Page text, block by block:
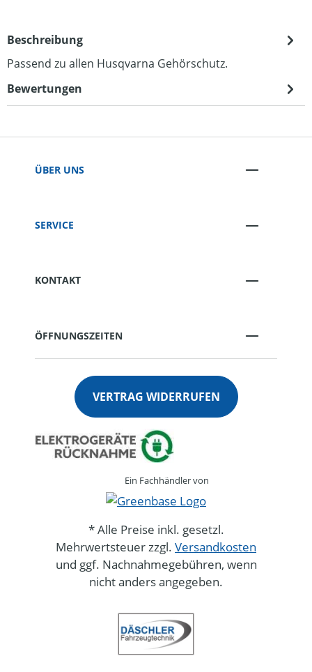
Beschreibung
Passend zu allen Husqvarna Gehörschutz.
Bewertungen
ÜBER UNS
SERVICE
KONTAKT
ÖFFNUNGSZEITEN
VERTRAG WIDERRUFEN
Ein Fachhändler von
* Alle Preise inkl. gesetzl.
Mehrwertsteuer zzgl. Versandkosten
und ggf. Nachnahmegebühren, wenn
nicht anders angegeben.